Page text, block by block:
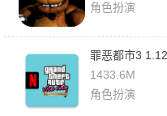
角色扮演
罪恶都市3
1433.6M
角色扮演